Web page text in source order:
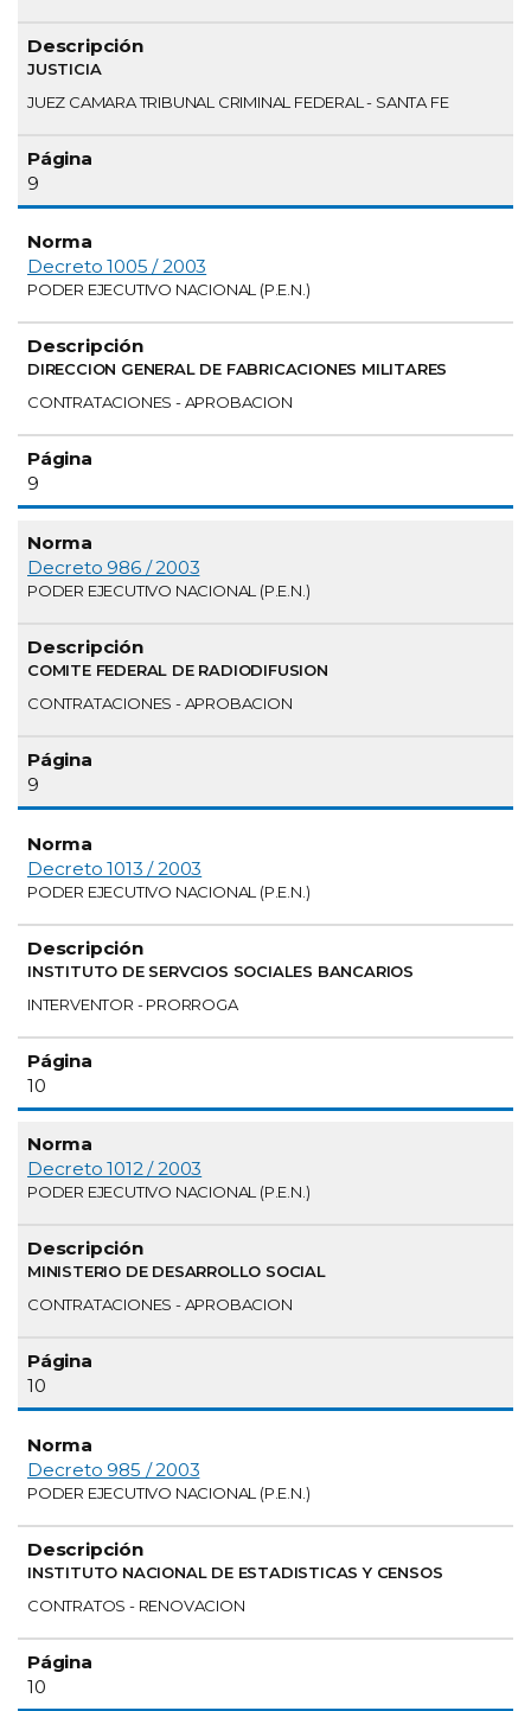
JUSTICIA
JUEZ CAMARA TRIBUNAL CRIMINAL FEDERAL - SANTA FE
9
Decreto 1005 / 2003
PODER EJECUTIVO NACIONAL (P.E.N.)
DIRECCION GENERAL DE FABRICACIONES MILITARES
CONTRATACIONES - APROBACION
9
Decreto 986 / 2003
PODER EJECUTIVO NACIONAL (P.E.N.)
COMITE FEDERAL DE RADIODIFUSION
CONTRATACIONES - APROBACION
9
Decreto 1013 / 2003
PODER EJECUTIVO NACIONAL (P.E.N.)
INSTITUTO DE SERVCIOS SOCIALES BANCARIOS
INTERVENTOR - PRORROGA
10
Decreto 1012 / 2003
PODER EJECUTIVO NACIONAL (P.E.N.)
MINISTERIO DE DESARROLLO SOCIAL
CONTRATACIONES - APROBACION
10
Decreto 985 / 2003
PODER EJECUTIVO NACIONAL (P.E.N.)
INSTITUTO NACIONAL DE ESTADISTICAS Y CENSOS
CONTRATOS - RENOVACION
10